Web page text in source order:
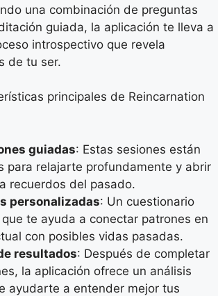
una combinación de preguntas
guiada, la aplicación te lleva a
introspectivo que revela
de tu ser.
principales de Reincarnation
guiadas: Estas sesiones están
para relajarte profundamente y abrir
recuerdos del pasado.
personalizadas: Un cuestionario
te ayuda a conectar patrones en
con posibles vidas pasadas.
resultados: Después de completar
la aplicación ofrece un análisis
ayudarte a entender mejor tus